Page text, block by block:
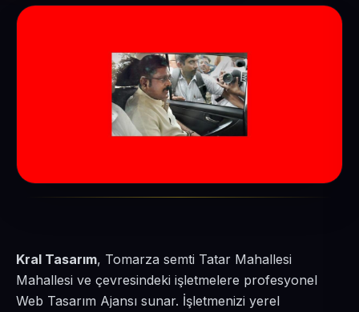
Kral Tasarım, Tomarza semti Tatar Mahallesi
Mahallesi ve çevresindeki işletmelere profesyonel
Web Tasarım Ajansı sunar. İşletmenizi yerel